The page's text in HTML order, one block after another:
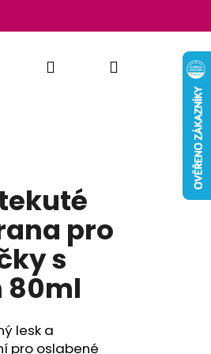
Pomůcky Nábytek
PřihlášeníNákupní
pro
s
80ml
lesk a
pro oslabené